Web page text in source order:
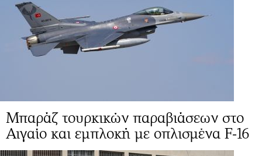
Μπαράζ τουρκικών παραβιάσεων στο
Αιγαίο και εμπλοκή με οπλισμένα F-16